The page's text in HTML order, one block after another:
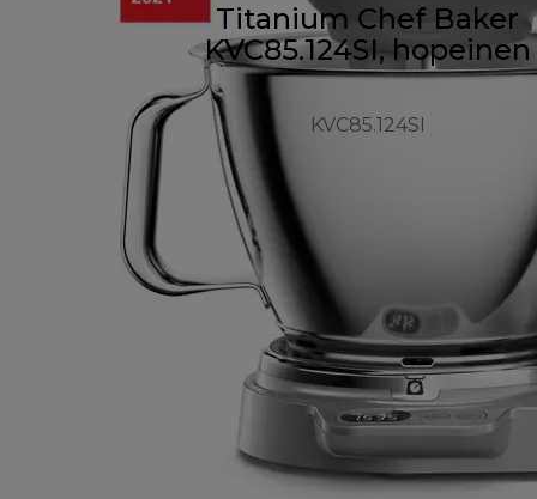
Titanium Chef Baker
KVC85.124SI, hopeinen
KVC85.124SI